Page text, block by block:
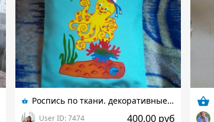
Роспись по ткани. декоративные подушки, рисунки на футболках...
User ID: 7474 400,00 руб